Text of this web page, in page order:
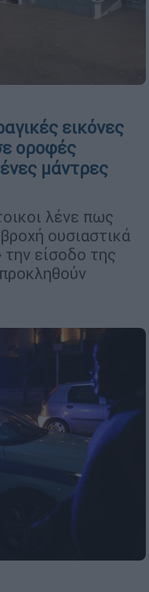
εικόνες
οροφές
μάντρες
λένε πως
ουσιαστικά
την είσοδο της